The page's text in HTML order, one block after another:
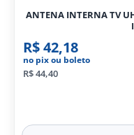
ANTENA INTERNA TV
R$ 42,18
no pix ou boleto
R$ 44,40